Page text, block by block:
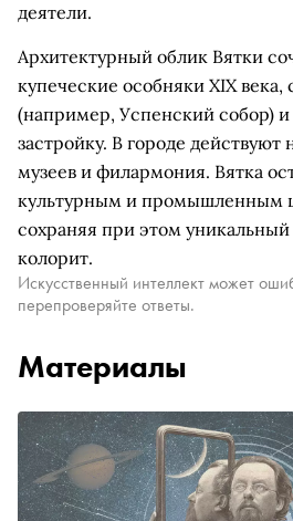
деятели.
Архитектурный облик Вятки
купеческие особняки XIX
(например, Успенский собор) и
застройку. В городе действуют
музеев и филармония. Вятка
культурным и промышленным
сохраняя при этом
колорит.
Искусственный интеллект может
перепроверяйте ответы.
Материалы